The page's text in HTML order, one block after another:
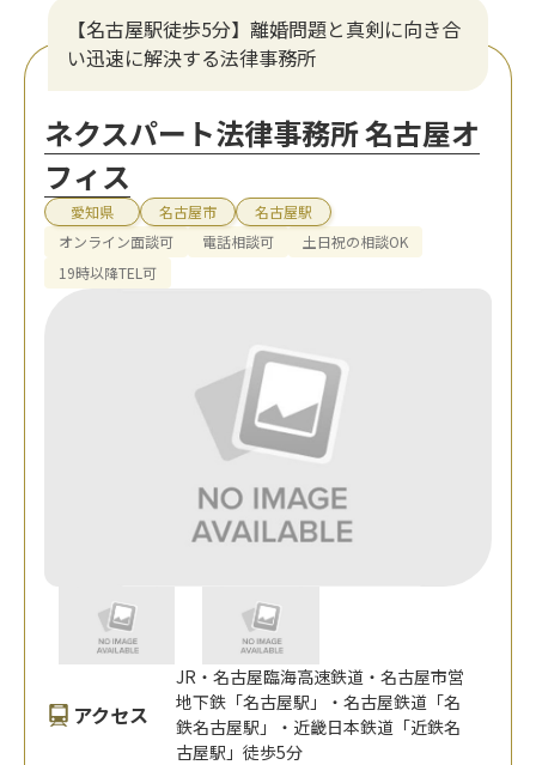
【名古屋駅徒歩5分】離婚問題と真剣に向き合
い迅速に解決する法律事務所
ネクスパート法律事務所 名古屋オ
フィス
愛知県 名古屋市
名古屋駅
オンライン面談可
電話相談可
土日祝の相談OK
19時以降TEL可
アクセス
JR・名古屋臨海高速鉄道・名古屋市営
地下鉄「名古屋駅」・名古屋鉄道「名
鉄名古屋駅」・近畿日本鉄道「近鉄名
古屋駅」徒歩5分